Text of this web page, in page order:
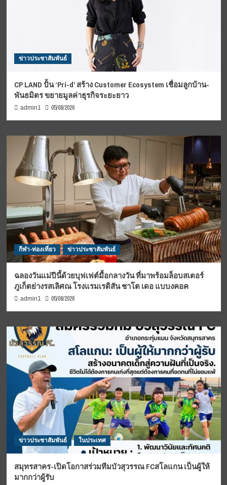
ข่าวประชาสัมพันธ์
CP LAND ปั้น ‘Pri-d’ สร้าง Customer Ecosystem เชื่อมลูกบ้าน-
พันธมิตร ขยายมูลค่าธุรกิจระยะยาว
admin1 05/08/2026
กีฬา-ท่องเที่ยว ข่าวประชาสัมพันธ์
ฉลองวันแม่ปีนี้ด้วยบุฟเฟต์มื้อกลางวัน ที่มาพร้อมล็อบสเตอร์
ภูเก็ตย่างรสเลิศณ โรงแรมเรดิสัน ชาโต เดอ แบบงคอค
admin1 05/08/2026
ข่าวประชาสัมพันธ์ ในประเทศ
สมุทรสาคร-เปิดโอกาสร่วมทีมบัวสุวรรณ FCสโลแกน เป็นผู้ให้
มากกว่าผู้รับ